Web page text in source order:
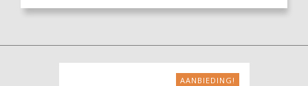
AANBIEDING!